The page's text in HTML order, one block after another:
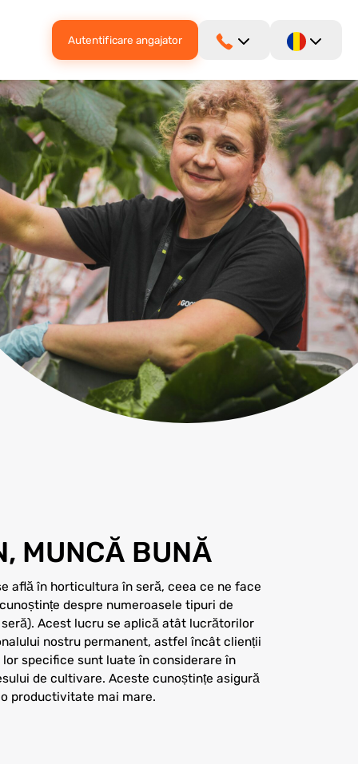
Autentificare angajator
MUNCĂ BUNĂ
află în horticultura în seră, ceea ce ne face
despre numeroasele tipuri de
Acest lucru se aplică atât lucrătorilor
nostru permanent, astfel încât clienții
specifice sunt luate în considerare în
de cultivare. Aceste cunoștințe asigură
productivitate mai mare.